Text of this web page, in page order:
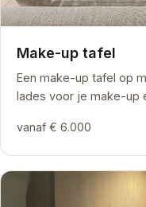
Make-up tafel
Een make-up tafel op
lades voor je make-up
vanaf € 6.000